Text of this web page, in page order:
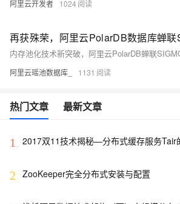
阿里云开发者 1024
内存池化技术新突破，阿里云PolarDB蝉联
阿里云瑶池数据库_ 1131
热门文章 最新文章
1
2017双11技术揭秘—分布式缓存服务Tair
2 ZooKeeper完全分布式安装与配置